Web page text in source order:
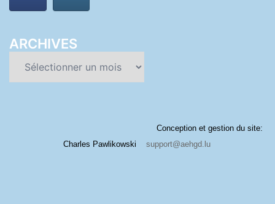
ARCHIVES
Conception et gestion du site:
Charles Pawlikowski support@aehgd.lu